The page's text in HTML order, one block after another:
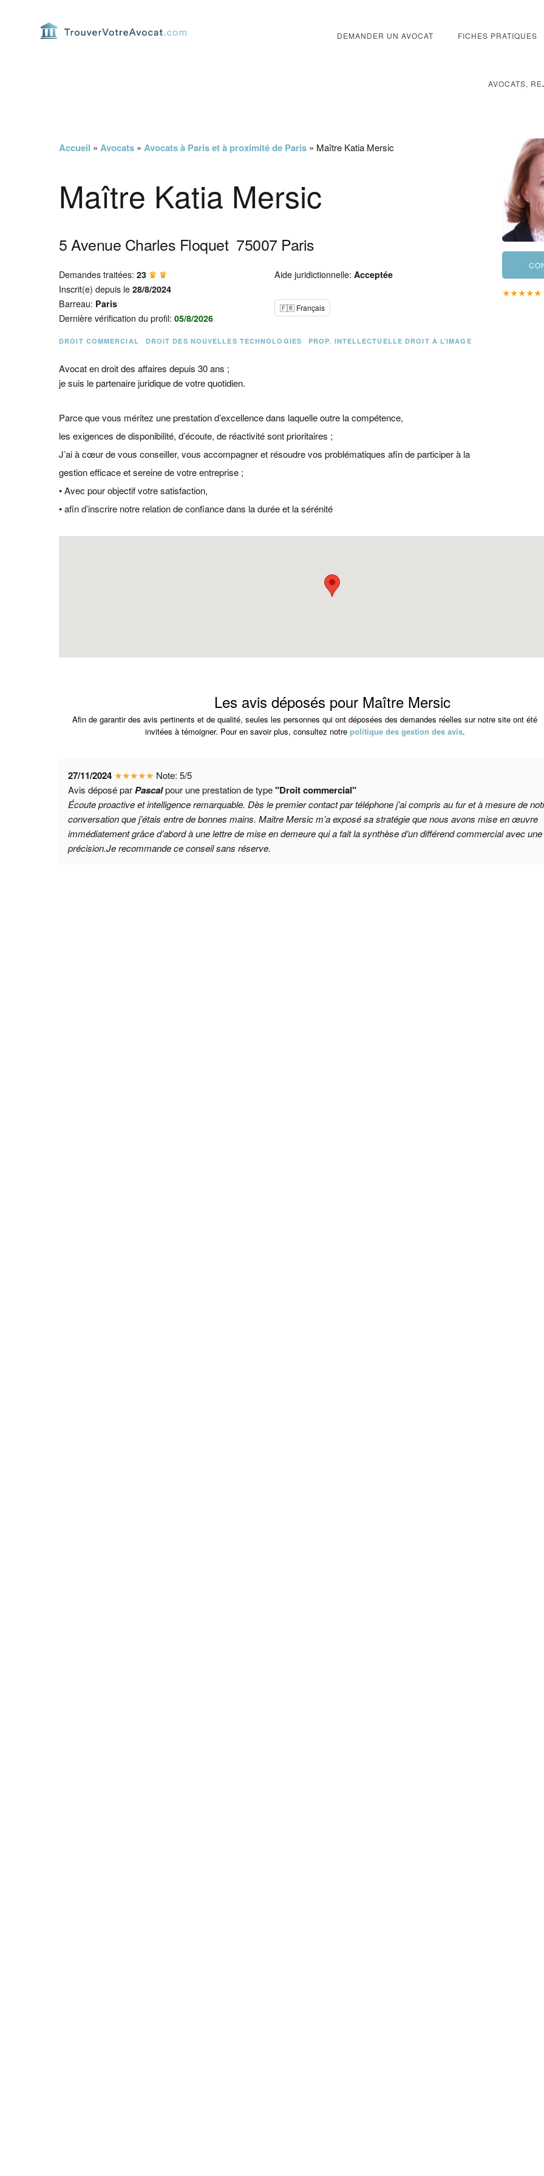
DEMANDER UN AVOCAT FICHES PRATIQUES
AVOCATS,
★★★★★
Accueil » Avocats » Avocats à Paris et à proximité de Paris » Maître Katia Mersic
Maître Katia Mersic
5 Avenue Charles Floquet 75007 Paris
Demandes traitées:23 ♛ ♛
Inscrit(e) depuis le28/8/2024
Barreau: Paris
Dernière vérification du profil:05/8/2026
Aide juridictionnelle:Acceptée
🇫🇷 Français
DROIT COMMERCIAL DROIT DES NOUVELLES TECHNOLOGIES PROP. INTELLECTUELLE DROIT À L’IMAGE
Avocat en droit des affaires depuis 30 ans ;
je suis le partenaire juridique de votre quotidien.
Parce que vous méritez une prestation d’excellence dans laquelle outre la compétence,
les exigences de disponibilité, d’écoute, de réactivité sont prioritaires ;
J’ai à cœur de vous conseiller, vous accompagner et résoudre vos problématiques afin de participer à la
gestion efficace et sereine de votre entreprise ;
• Avec pour objectif votre satisfaction,
• afin d’inscrire notre relation de confiance dans la durée et la sérénité
Les avis déposés pour Maître Mersic
Afin de garantir des avis pertinents et de qualité, seules les personnes qui ont déposées des demandes réelles sur notre site ont été
invitées à témoigner. Pour en savoir plus, consultez notre politique des gestion des avis.
27/11/2024 ★★★★★ Note:5/5
Avis déposé parPascalpour une prestation de type"Droit commercial"
Écoute proactive et intelligence remarquable. Dès le premier contact par téléphone j’ai compris au fur et à mesure de
conversation que j’étais entre de bonnes mains. Maitre Mersic m’a exposé sa stratégie que nous avons mise en œuvre
immédiatement grâce d’abord à une lettre de mise en demeure qui a fait la synthèse d’un différend commercial avec
précision.Je recommande ce conseil sans réserve.